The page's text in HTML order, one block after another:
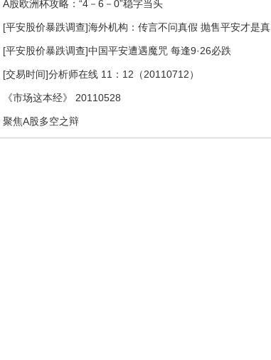
A股欧洲杯攻略：“4－6－0”稳字当头
[平安股价暴跌调查]海外机构：传言不问真假 抛售平安才是真
[平安股价暴跌调查]中国平安遭遇魔咒 每逢9·26必跌
[交易时间]分析师在线 11：12（20110712）
《市场这本经》 20110528
聚焦A股多空之辩